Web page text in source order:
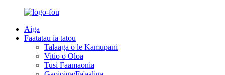
Aiga
Faatatau ia tatou
Talaaga o le Kamupani
Vitio o Oloa
Tusi Faamaonia